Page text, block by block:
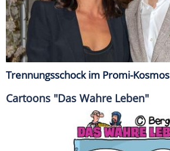
Trennungsschock im Promi-Kosmos
Cartoons "Das Wahre Leben"